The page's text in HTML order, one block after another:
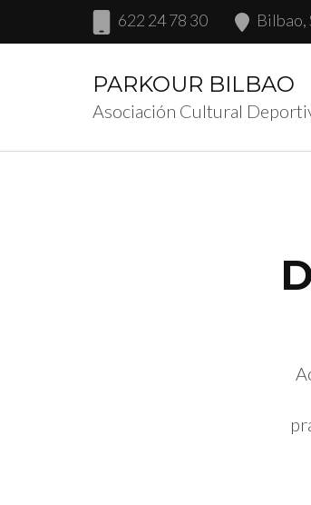
622 24 78 30 Bilbao,
PARKOUR BILBAO
Asociación Cultural